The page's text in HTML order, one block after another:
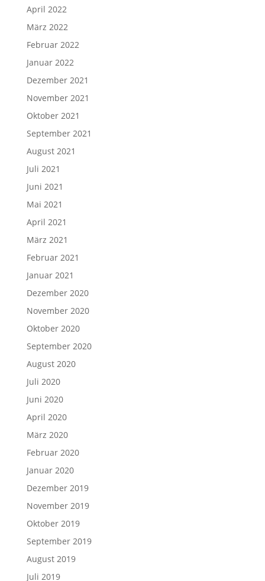
April 2022
März 2022
Februar 2022
Januar 2022
Dezember 2021
November 2021
Oktober 2021
September 2021
August 2021
Juli 2021
Juni 2021
Mai 2021
April 2021
März 2021
Februar 2021
Januar 2021
Dezember 2020
November 2020
Oktober 2020
September 2020
August 2020
Juli 2020
Juni 2020
April 2020
März 2020
Februar 2020
Januar 2020
Dezember 2019
November 2019
Oktober 2019
September 2019
August 2019
Juli 2019